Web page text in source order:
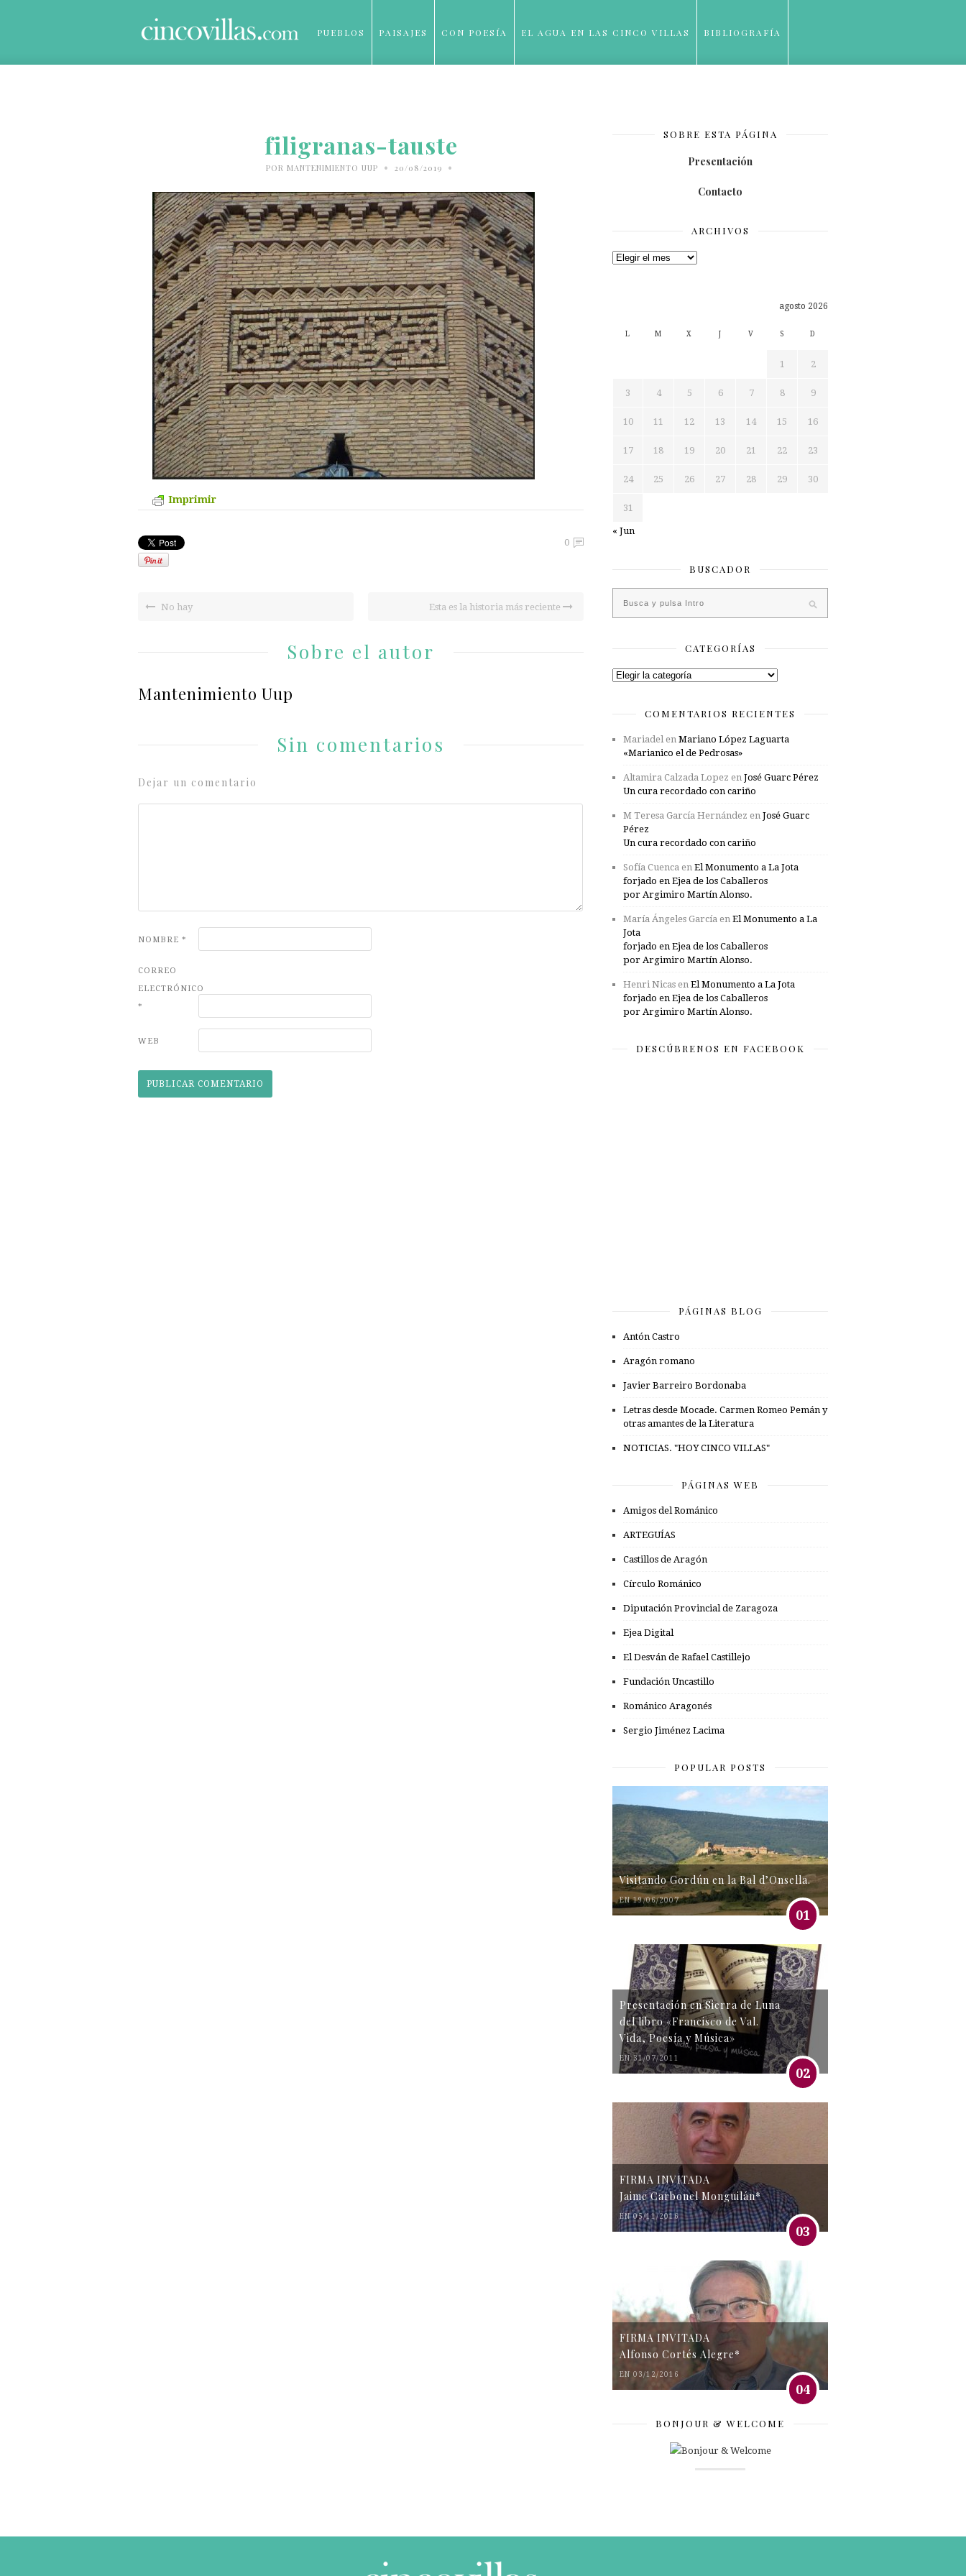
PUEBLOS PAISAJES CON POESÍA EL AGUA EN LAS CINCO VILLAS BIBLIOGRAFÍA
filigranas-tauste
POR MANTENIMIENTO UUP • 20/08/2019 •
Imprimir
0
No hay Esta es la historia más reciente
Sobre el autor
Mantenimiento Uup
Sin comentarios
Dejar un comentario
NOMBRE *
CORREO
ELECTRÓNICO
*
WEB
SOBRE ESTA PÁGINA
Presentación
Contacto
ARCHIVOS
Archivos
agosto 2026
L M X J V S D
1 2
3 4 5 6 7 8 9
10 11 12 13 14 15 16
17 18 19 20 21 22 23
24 25 26 27 28 29 30
31
« Jun
BUSCADOR
CATEGORÍAS
Categorías
COMENTARIOS RECIENTES
Mariadelen Mariano López Laguarta
«Marianico el de Pedrosas»
Altamira Calzada Lopez en José Guarc Pérez
Un cura recordado con cariño
M Teresa García Hernández en José Guarc
Pérez
Un cura recordado con cariño
Sofía Cuenca en El Monumento a La Jota
forjado en Ejea de los Caballeros
por Argimiro Martín Alonso.
María Ángeles García en El Monumento a La
Jota
forjado en Ejea de los Caballeros
por Argimiro Martín Alonso.
Henri Nicas en El Monumento a La Jota
forjado en Ejea de los Caballeros
por Argimiro Martín Alonso.
DESCÚBRENOS EN FACEBOOK
PÁGINAS BLOG
Antón Castro
Aragón romano
Javier Barreiro Bordonaba
Letras desde Mocade. Carmen Romeo Pemán y
otras amantes de la Literatura
NOTICIAS. "HOY CINCO VILLAS"
PÁGINAS WEB
Amigos del Románico
ARTEGUÍAS
Castillos de Aragón
Círculo Románico
Diputación Provincial de Zaragoza
Ejea Digital
El Desván de Rafael Castillejo
Fundación Uncastillo
Románico Aragonés
Sergio Jiménez Lacima
POPULAR POSTS
Visitando Gordún en la Bal d’Onsella.
EN 19/06/2007
01
Presentación en Sierra de Luna
del libro «Francisco de Val.
Vida, Poesía y Música»
EN 31/07/2011
02
FIRMA INVITADA
Jaime Carbonel Monguilán*
EN 05/11/2016
03
FIRMA INVITADA
Alfonso Cortés Alegre*
EN 03/12/2016
04
BONJOUR & WELCOME